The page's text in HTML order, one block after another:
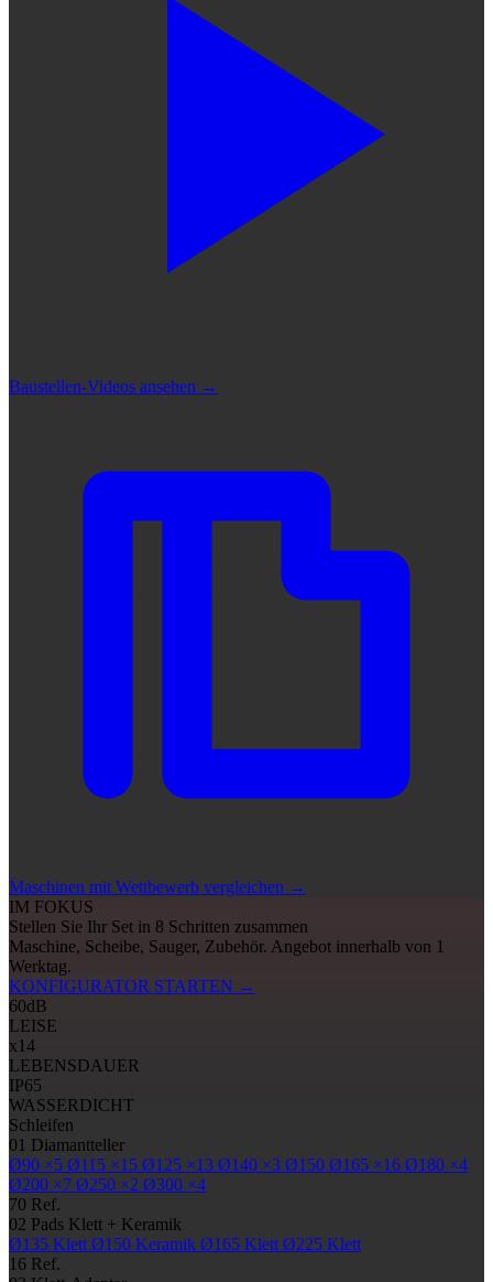
Baustellen-Videos ansehen →
Maschinen mit Wettbewerb vergleichen →
IM FOKUS
Stellen Sie Ihr Set in 8 Schritten zusammen
Maschine, Scheibe, Sauger, Zubehör. Angebot innerhalb von 1
Werktag.
KONFIGURATOR STARTEN →
60dB
LEISE
x14
LEBENSDAUER
IP65
WASSERDICHT
Schleifen
01 Diamantteller
Ø90 ×5 Ø115 ×15 Ø125 ×13 Ø140 ×3 Ø150 Ø165 ×16 Ø180 ×4
Ø200 ×7 Ø250 ×2 Ø300 ×4
70 Ref.
02 Pads Klett + Keramik
Ø135 Klett Ø150 Keramik Ø165 Klett Ø225 Klett
16 Ref.